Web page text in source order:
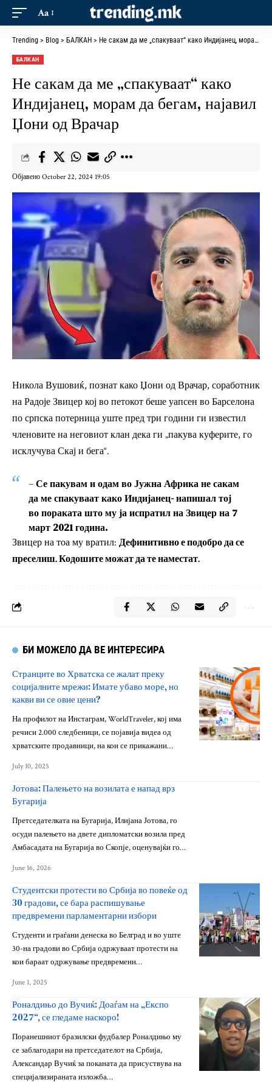
Aa
Trending > Blog > БАЛКАН > Не сакам да ме „спакуваат“ како Индијанец, морам да бегам, најавил Џони од Врачар
БАЛКАН
Не сакам да ме „спакуваат“ како
Индијанец, морам да бегам, најавил
Џони од Врачар
Објавено October 22, 2024 19:05
Никола Вушовиќ, познат како Џони од Врачар, соработник
на Радоје Звицер кој во петокот беше уапсен во Барселона
по српска потерница уште пред три години ги известил
членовите на неговиот клан дека ги „пакува куферите, го
исклучува Скај и бега“.
–Се пакувам и одам во Јужна Африка не сакам
да ме спакуваат како Индијанец- напишал тој
во пораката што му ја испратил на Звицер на 7
март 2021 година.
Звицер на тоа му вратил: Дефинитивно е подобро да се
преселиш. Кодошите можат да те наместат.
БИ МОЖЕЛО ДА ВЕ ИНТЕРЕСИРА
Странците во Хрватска се жалат преку
социјалните мрежи: Имате убаво море, но
какви ви се овие цени?
На профилот на Инстаграм, WorldTraveler, кој има
речиси 2.000 следбеници, се појавија видеа од
хрватските продавници, на кои се прикажани…
July 10, 2025
Јотова: Палењето на возилата е напад врз
Бугарија
Претседателката на Бугарија, Илијана Јотова, го
осуди палењето на двете дипломатски возила пред
Амбасадата на Бугарија во Скопје, оценувајќи го…
June 16, 2026
Студентски протести во Србија во повеќе од
30 градови, се бара распишување
предвремени парламентарни избори
Студенти и граѓани денеска во Белград и во уште
30-на градови во Србија одржуваат протести на
кои бараат одржување предвремени…
June 1, 2025
Роналдињо до Вучиќ: Доаѓам на „Експо
2027“, се гледаме наскоро!
Поранешниот бразилски фудбалер Роналдињо му
се заблагодари на претседателот на Србија,
Александар Вучиќ за поканата да присуствува на
специјализираната изложба…